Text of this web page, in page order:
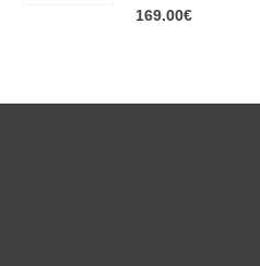
0 out of 5
169.00€